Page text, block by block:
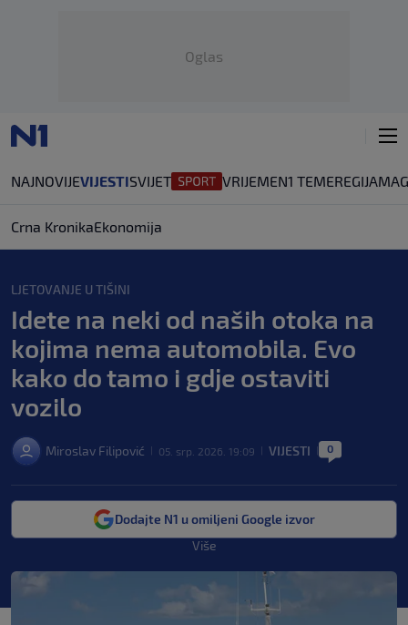
Oglas
NAJNOVIJEVIJESTISVIJET VRIJEMEN1 TEMEREGIJA
Crna KronikaEkonomija
LJETOVANJE U TIŠINI
Idete na neki od naših otoka na
kojima nema automobila. Evo
kako do tamo i gdje ostaviti
vozilo
Miroslav Filipović 05. srp. 2026. 19:09 VIJESTI 0
Dodajte N1 u omiljeni Google izvor
Više